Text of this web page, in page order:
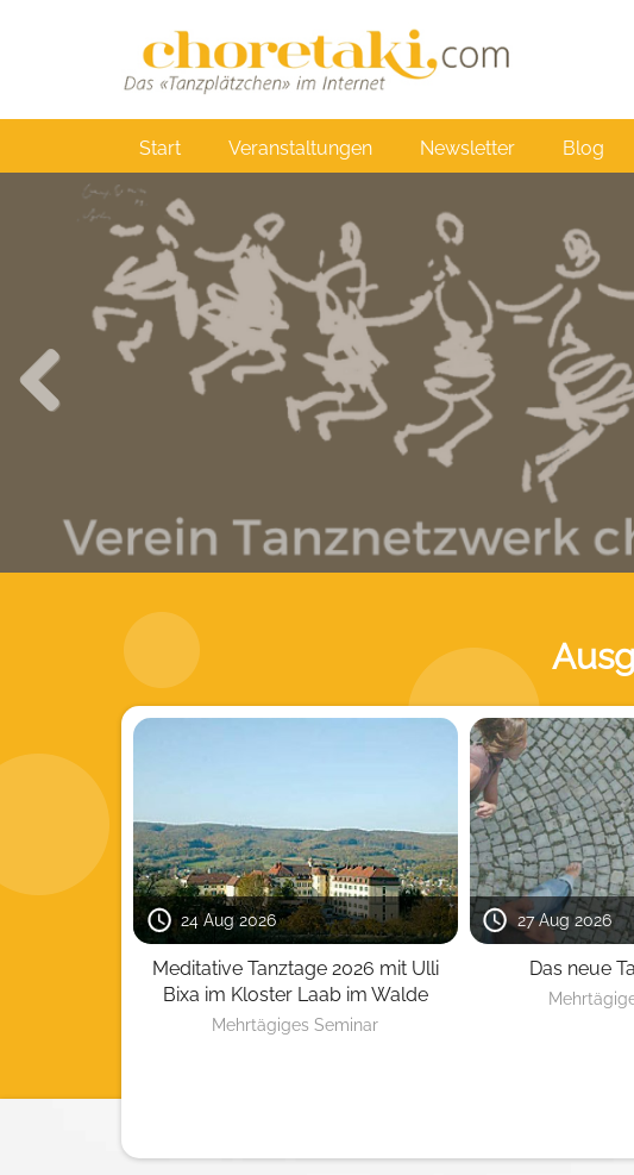
Main
navigation
Start Veranstaltungen Newsletter Blog
24 Aug 2026
Meditative Tanztage 2026 mit Ulli
Bixa im Kloster Laab im Walde
Mehrtägiges Seminar
27 Aug 2026
Das neue